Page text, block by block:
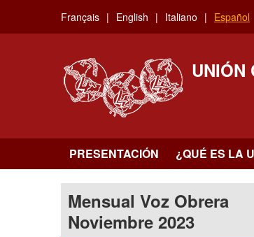
main
Français English Italiano Español
UNIÓN
PRESENTACIÓN ¿QUÉ ES LA
Mensual Voz Obrera
Noviembre 2023